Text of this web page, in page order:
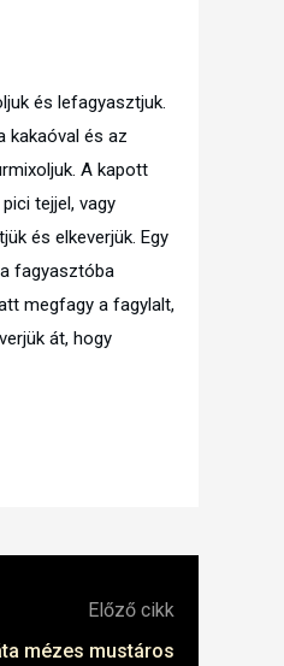
és lefagyasztjuk.
kakaóval és az
A kapott
tejjel, vagy
és elkeverjük. Egy
fagyasztóba
megfagy a fagylalt,
át, hogy
Előző cikk
mézes mustáros